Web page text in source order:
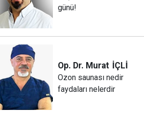
günü!
Op. Dr. Murat İÇLİ
Ozon saunası nedir
faydaları nelerdir